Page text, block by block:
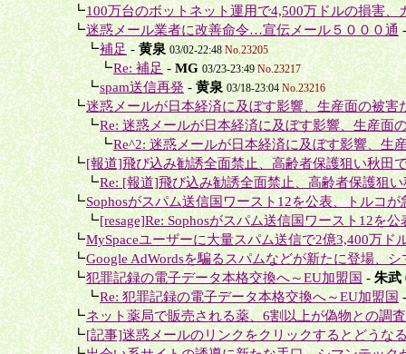
＋┗100万台のボットネット運用で4,500万ドルの損害、
＋┗迷惑メール業者に改善命令…宣伝メール５０００通
＋＋┗補足-黄泉 03/02-22:48No.23205
＋＋＋┗Re: 補足-MG 03/23-23:49No.23217
＋＋┗spam送信再発-黄泉 03/18-23:04No.23216
＋┗迷惑メールが日本経済に及ぼす影響、生産面の被害
＋＋┗Re: 迷惑メールが日本経済に及ぼす影響、生産面
＋＋＋┗Re^2: 迷惑メールが日本経済に及ぼす影響、生
＋┗[報道]飛び込み勧誘全面禁止、高齢者保護狙い秋田
＋＋┗Re: [報道]飛び込み勧誘全面禁止、高齢者保護狙
＋┗Sophosがスパム送信国ワースト12を公表、トルコが
＋＋┗[resage]Re: Sophosがスパム送信国ワースト12を
＋┗MySpaceユーザーに大量スパム送信で2億3,400万ド
＋┗Google AdWordsを騙るスパムなどが新たに登場、
＋┗犯罪記録の電子データ本格交換へ～EU加盟国-朱武
＋＋┗Re: 犯罪記録の電子データ本格交換へ～EU加盟国
＋┗ネット薬局で販売される薬、6割以上が偽物との調
＋┗[記事]迷惑メールのリンクをクリックするとどうな